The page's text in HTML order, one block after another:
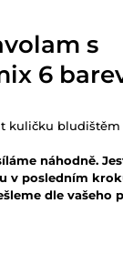
s
6
kuličku bludištěm
náhodně.
v posledním
dle vašeho